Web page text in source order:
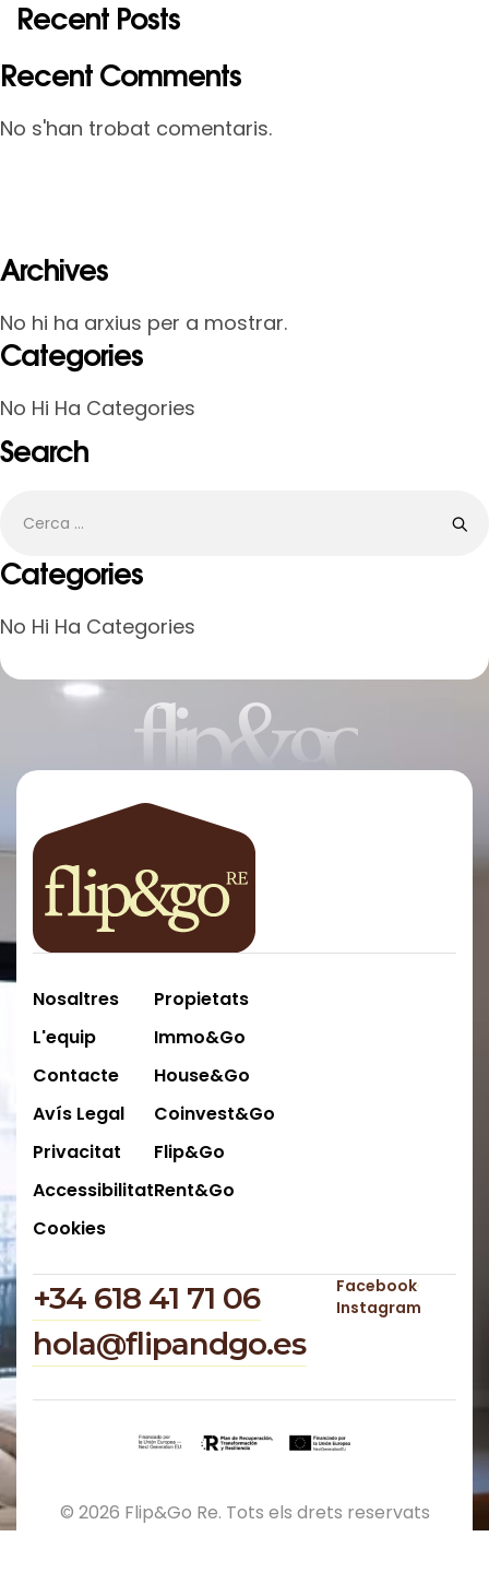
Recent Posts
Recent Comments
No s'han trobat comentaris.
Archives
No hi ha arxius per a mostrar.
Categories
No Hi Ha Categories
Search
Categories
No Hi Ha Categories
flip&go
Nosaltres
L'equip
Contacte
Avís Legal
Privacitat
Accessibilitat
Cookies
Propietats
Immo&Go
House&Go
Coinvest&Go
Flip&Go
Rent&Go
‪+34 618 41 71 06‬
hola@flipandgo.es
Facebook
Instagram
© 2026 Flip&Go Re. Tots els drets reservats